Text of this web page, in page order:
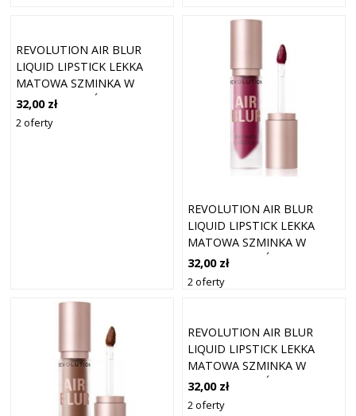
REVOLUTION AIR BLUR
LIQUID LIPSTICK LEKKA
MATOWA SZMINKA W
PŁYNIE ODCIEŃ HAZY 3.5
ML
32,00 zł
2 oferty
REVOLUTION AIR BLUR
LIQUID LIPSTICK LEKKA
MATOWA SZMINKA W
PŁYNIE ODCIEŃ ROSEWOOD
3.5 ML
32,00 zł
2 oferty
REVOLUTION AIR BLUR
LIQUID LIPSTICK LEKKA
MATOWA SZMINKA W
PŁYNIE ODCIEŃ FAWN 3.5
ML
32,00 zł
2 oferty